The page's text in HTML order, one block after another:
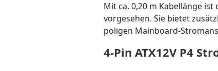
Mit ca. 0,20 m Kabellänge
vorgesehen. Sie bietet
poligen Mainboard-
4-Pin ATX12V P4